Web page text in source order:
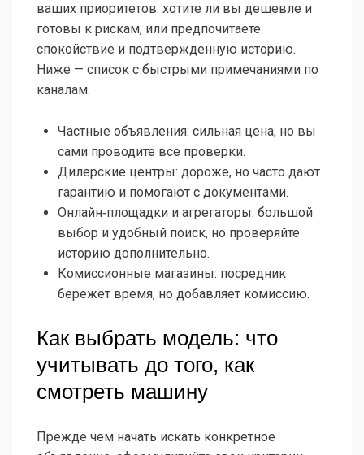
ваших приоритетов: хотите ли вы дешевле и
готовы к рискам, или предпочитаете
спокойствие и подтвержденную историю.
Ниже — список с быстрыми примечаниями по
каналам.
Частные объявления: сильная цена, но вы
сами проводите все проверки.
Дилерские центры: дороже, но часто дают
гарантию и помогают с документами.
Онлайн‑площадки и агрегаторы: большой
выбор и удобный поиск, но проверяйте
историю дополнительно.
Комиссионные магазины: посредник
бережет время, но добавляет комиссию.
Как выбрать модель: что
учитывать до того, как
смотреть машину
Прежде чем начать искать конкретное